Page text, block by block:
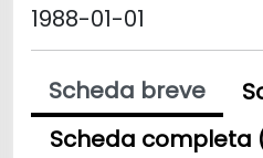
1988-01-01
Scheda breve
Scheda completa